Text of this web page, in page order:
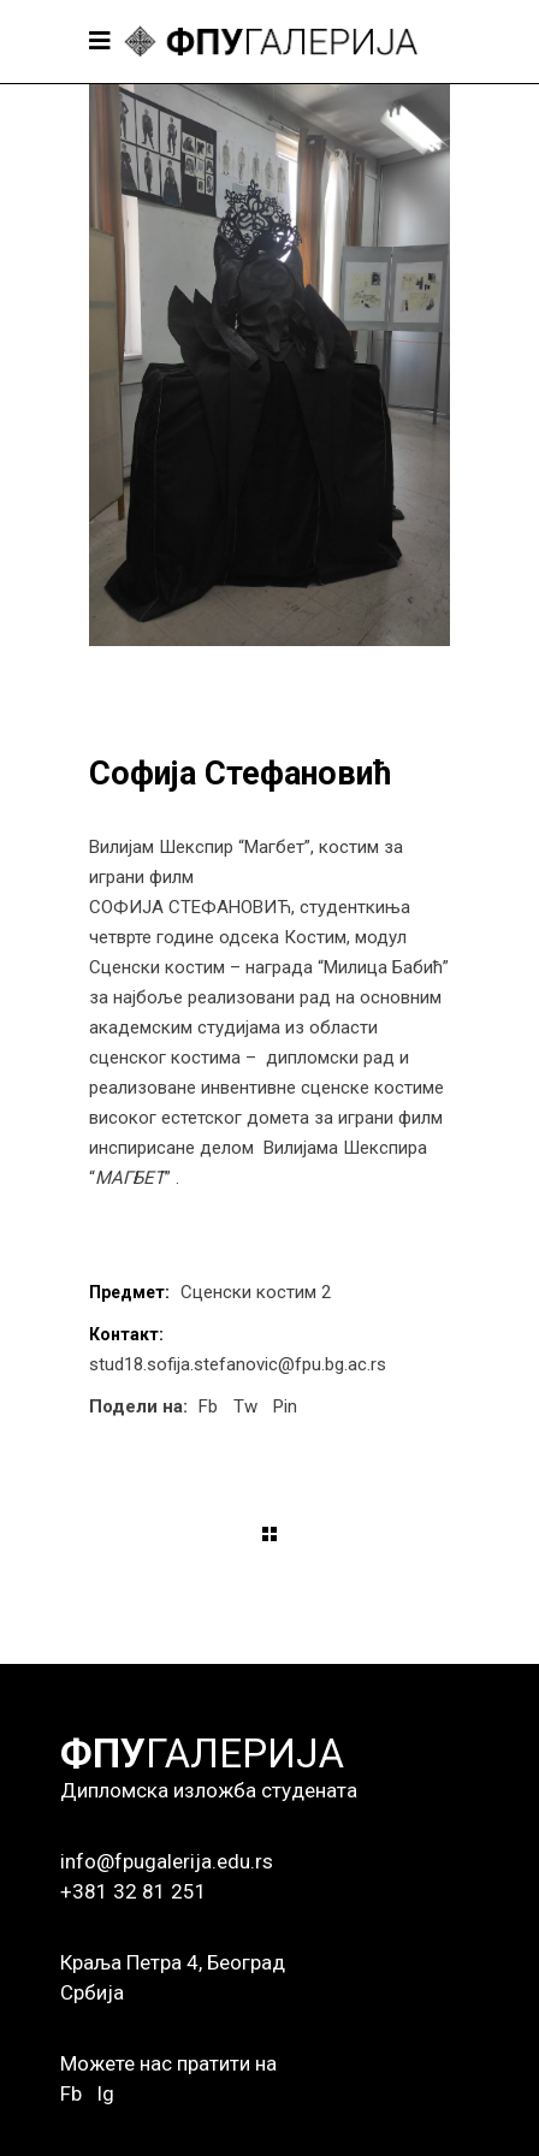
Софија Стефановић
Вилијам Шекспир “Магбет”, костим за
играни филм
СОФИЈА СТЕФАНОВИЋ, студенткиња
четврте године одсека Костим, модул
Сценски костим – награда “Милица Бабић”
за најбоље реализовани рад на основним
академским студијама из области
сценског костима – дипломски рад и
реализоване инвентивне сценске костиме
високог естетског домета за играни филм
инспирисане делом Вилијама Шекспира
“МАГБЕТ” .
Предмет: Сценски костим 2
Контакт:
stud18.sofija.stefanovic@fpu.bg.ac.rs
Подели на: Fb Tw Pin
ФПУГАЛЕРИЈА
Дипломска изложба студената
info@fpugalerija.edu.rs
+381 32 81 251
Краља Петра 4, Београд
Србија
Можете нас пратити на
Fb
Ig